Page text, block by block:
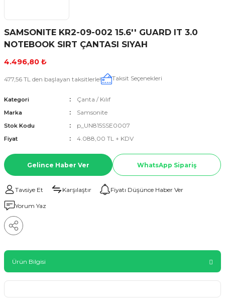
SAMSONITE KR2-09-002 15.6'' GUARD IT 3.0
NOTEBOOK SIRT ÇANTASI SIYAH
4.496,80 ₺
477,56 TL den başlayan taksitlerle! Taksit Seçenekleri
Kategori Çanta / Kılıf
Marka Samsonite
Stok Kodu p_UN815SSE0007
Fiyat 4.088,00 TL + KDV
Gelince Haber Ver WhatsApp Sipariş
Tavsiye Et Karşılaştır Fiyatı Düşünce Haber Ver
Yorum Yaz
Ürün Bilgisi